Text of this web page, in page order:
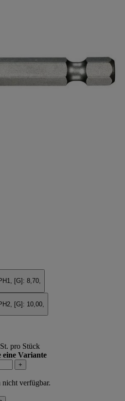
[G]: 8,70,
[G]: 10,00,
pro Stück
eine Variante
+
nicht verfügbar.